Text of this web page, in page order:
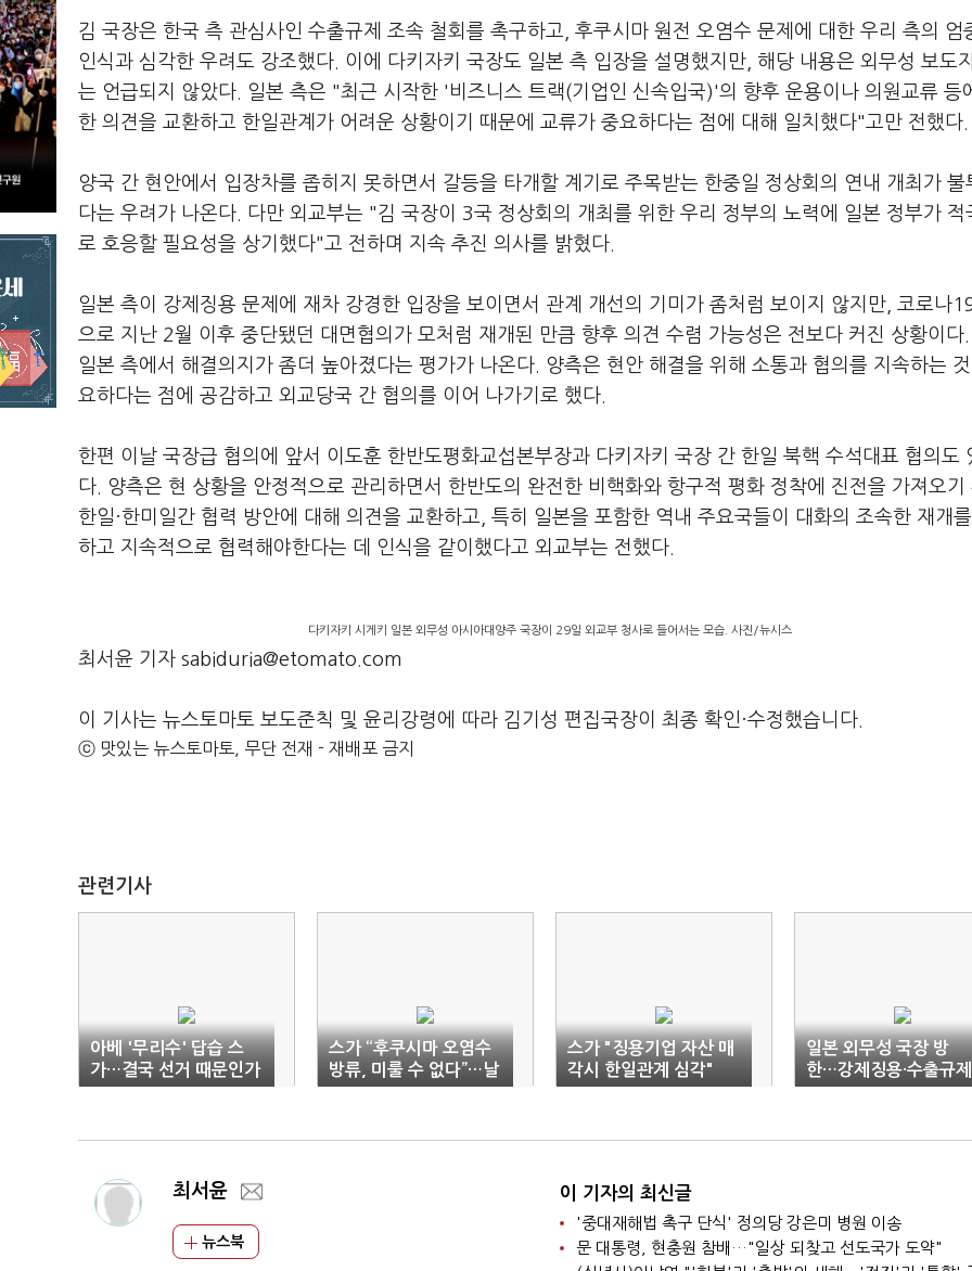
김 국장은 한국 측 관심사인 수출규제 조속 철회를 촉구하고, 후쿠시마 원전 오염수 문제에 대한 우리 측의 엄
인식과 심각한 우려도 강조했다. 이에 다키자키 국장도 일본 측 입장을 설명했지만, 해당 내용은 외무성 보도
는 언급되지 않았다. 일본 측은 "최근 시작한 '비즈니스 트랙(기업인 신속입국)'의 향후 운용이나 의원교류 등
한 의견을 교환하고 한일관계가 어려운 상황이기 때문에 교류가 중요하다는 점에 대해 일치했다"고만 전했다
양국 간 현안에서 입장차를 좁히지 못하면서 갈등을 타개할 계기로 주목받는 한중일 정상회의 연내 개최가 불
다는 우려가 나온다. 다만 외교부는 "김 국장이 3국 정상회의 개최를 위한 우리 정부의 노력에 일본 정부가 적
로 호응할 필요성을 상기했다"고 전하며 지속 추진 의사를 밝혔다.
일본 측이 강제징용 문제에 재차 강경한 입장을 보이면서 관계 개선의 기미가 좀처럼 보이지 않지만, 코로나
으로 지난 2월 이후 중단됐던 대면협의가 모처럼 재개된 만큼 향후 의견 수렴 가능성은 전보다 커진 상황이다
일본 측에서 해결의지가 좀더 높아졌다는 평가가 나온다. 양측은 현안 해결을 위해 소통과 협의를 지속하는
요하다는 점에 공감하고 외교당국 간 협의를 이어 나가기로 했다.
한편 이날 국장급 협의에 앞서 이도훈 한반도평화교섭본부장과 다키자키 국장 간 한일 북핵 수석대표 협의도
다. 양측은 현 상황을 안정적으로 관리하면서 한반도의 완전한 비핵화와 항구적 평화 정착에 진전을 가져오기
한일·한미일간 협력 방안에 대해 의견을 교환하고, 특히 일본을 포함한 역내 주요국들이 대화의 조속한 재개
하고 지속적으로 협력해야한다는 데 인식을 같이했다고 외교부는 전했다.
다키자키 시게키 일본 외무성 아시아대양주 국장이 29일 외교부 청사로 들어서는 모습. 사진/뉴시스
최서윤 기자 sabiduria@etomato.com
이 기사는 뉴스토마토 보도준칙 및 윤리강령에 따라 김기성 편집국장이 최종 확인·수정했습니다.
ⓒ 맛있는 뉴스토마토, 무단 전재 - 재배포 금지
관련기사
아베 '무리수' 답습 스
가…결국 선거 때문인가
스가 “후쿠시마 오염수
방류, 미룰 수 없다”…날
짜 '아직'
스가 "징용기업 자산 매
각시 한일관계 심각"
일본 외무성 국장 방
한…강제징용·수출규제
등 현안 논의
최서윤
뉴스북
이 기자의 최신글
'중대재해법 촉구 단식' 정의당 강은미 병원 이송
문 대통령, 현충원 참배…"일상 되찾고 선도국가 도약"